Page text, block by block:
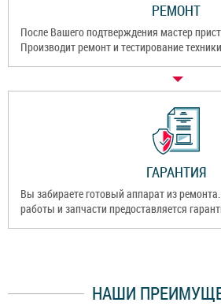
РЕМОНТ
После Вашего подтверждения мастер
Производит ремонт и тестирование
ГАРАНТИЯ
Вы забираете готовый аппарат из
работы и запчасти предоставляется
НАШИ